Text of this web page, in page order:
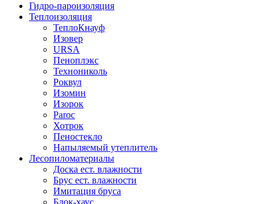
Гидро-пароизоляция
Теплоизоляция
ТеплоКнауф
Изовер
URSA
Пеноплэкс
Технониколь
Роквул
Изомин
Изорок
Paroc
Хотрок
Пеностекло
Напыляемый утеплитель
Лесопиломатериалы
Доска ест. влажности
Брус ест. влажности
Имитация бруса
Блок-хаус